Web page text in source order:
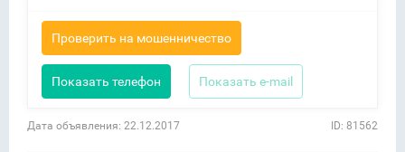
Проверить на мошенничество
Показать телефон Показать e-mail
Дата объявления: 22.12.2017 ID: 81562